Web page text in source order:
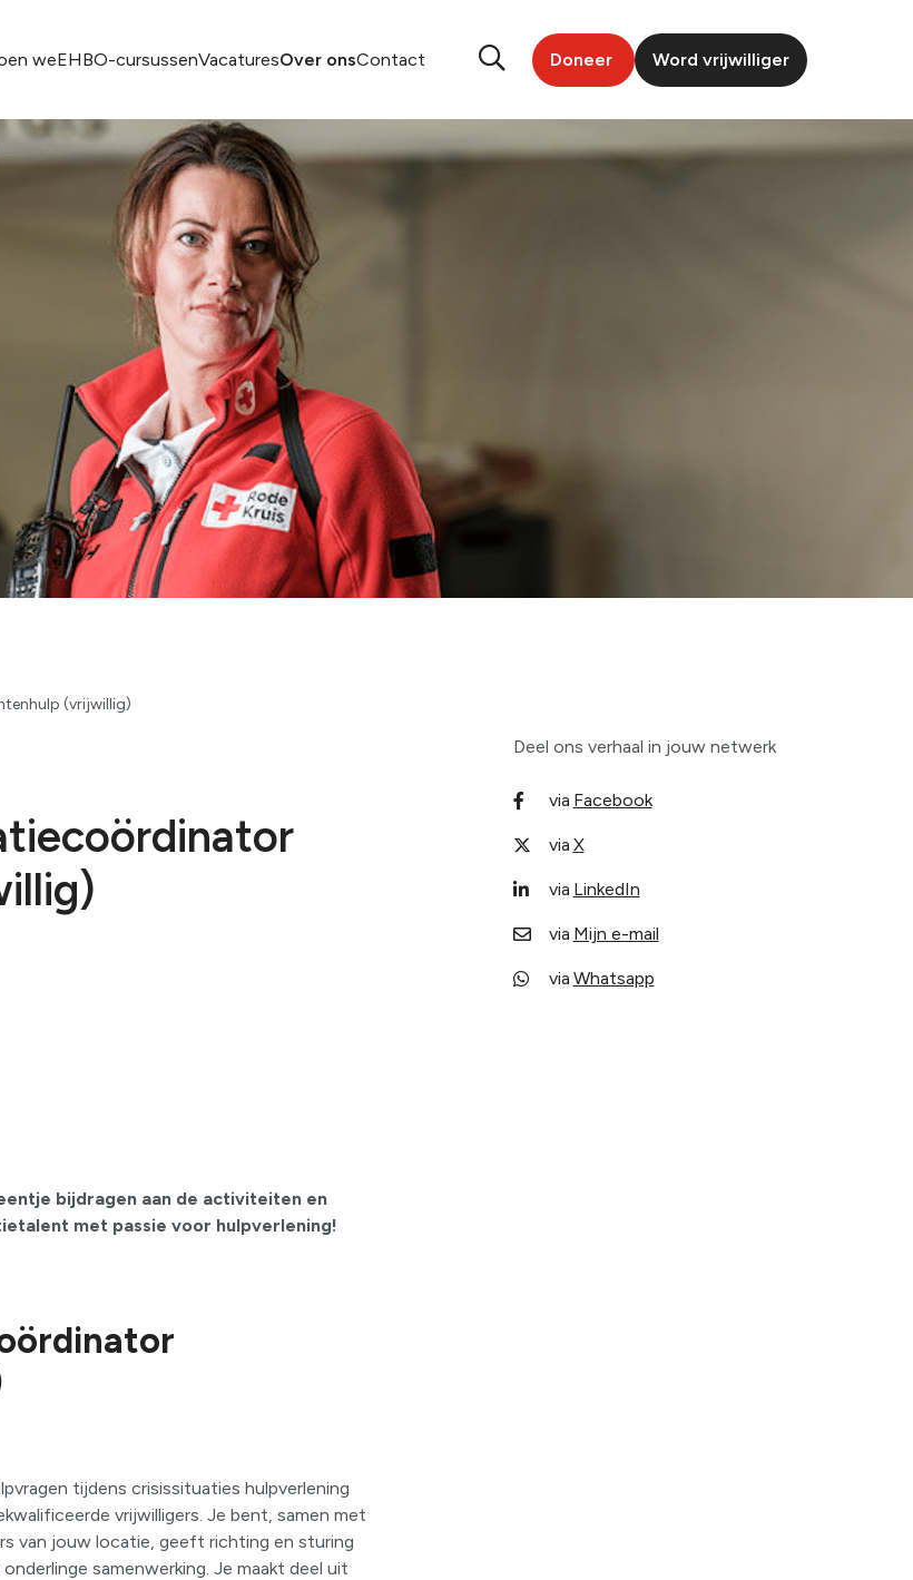
weEHBO-cursussenVacaturesOver ons
Aa en Hunze
Assen-Vries
Centraal Groningen
Drachten
Emmen
Franeker-Harlingen
Hoogeveen
Leeuwarden
Noord Groningen
Zuidoost Drenthe
Zuidoost Friesland
Zuidwest Friesland
Contact Doneer Word vrijwilliger
(vrijwillig)
bijdragen aan de activiteiten en
met passie voor hulpverlening!
tijdens crisissituaties hulpverlening
vrijwilligers. Je bent, samen met
van jouw locatie, geeft richting en sturing
samenwerking. Je maakt deel uit
Deel ons verhaal in jouw netwerk
D
e
e
via Facebook
D
e
e
via X
D
e
e
via LinkedIn
D
e
via Mijn e-mail
D
via Whatsapp